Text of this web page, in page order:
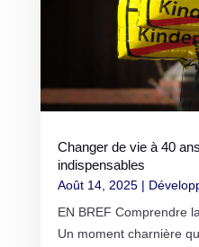
Changer de vie à 40
indispensables
Août 14, 2025|
EN BREF Comprendre
Un moment charnière